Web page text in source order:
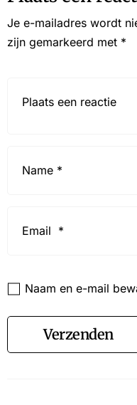
Je e-mailadres wordt
zijn gemarkeerd met *
Naam en e-mail
Verzenden